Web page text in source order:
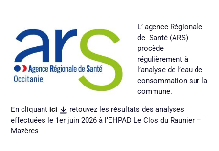
L’ agence Régionale
de Santé (ARS)
procède
régulièrement à
l’analyse de l’eau de
consommation sur la
commune.
En cliquant ici
retouvez les résultats des analyses
effectuées le 1er juin 2026 à l’EHPAD Le Clos du Raunier –
Mazères